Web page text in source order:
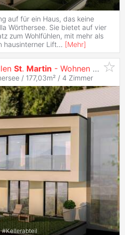
auf für ein Haus, das keine
Wörthersee. Sie bietet auf vier
zum Wohlfühlen, mit mehr als
hausinterner Lift... [Mehr]
St. Martin - Wohnen mit Ausblick
/ 177,03m² / 4 Zimmer
#Kellerabteil